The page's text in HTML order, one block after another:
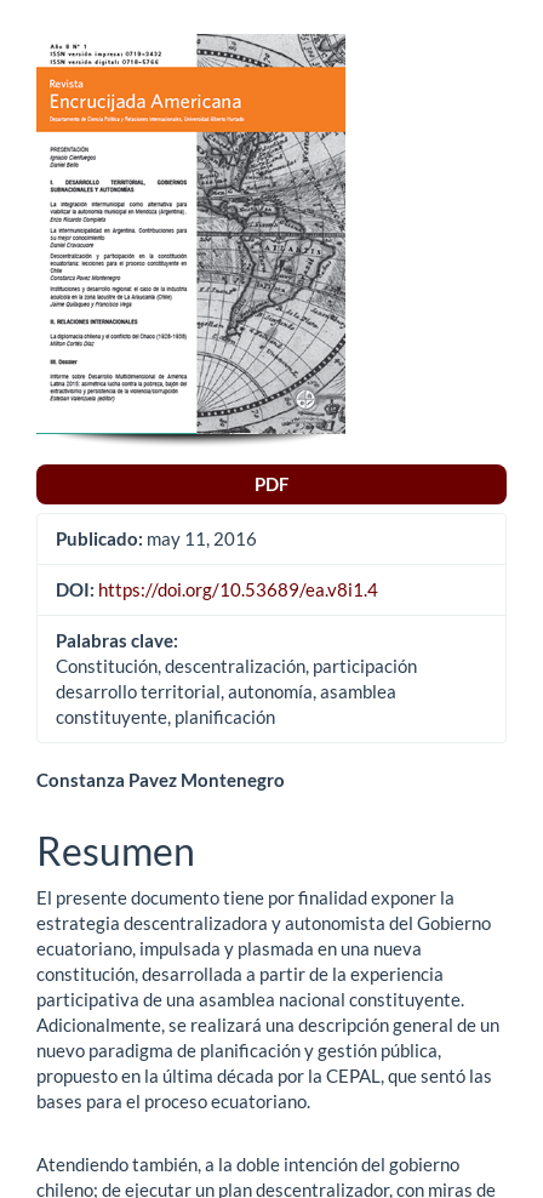
Barra
lateral
del
artículo
PDF
Publicado: may 11, 2016
DOI: https://doi.org/10.53689/ea.v8i1.4
Palabras clave:
Constitución, descentralización, participación
desarrollo territorial, autonomía, asamblea
constituyente, planificación
Contenido
principal
del
artículo
Constanza Pavez Montenegro
Resumen
El presente documento tiene por finalidad exponer la
estrategia descentralizadora y autonomista del Gobierno
ecuatoriano, impulsada y plasmada en una nueva
constitución, desarrollada a partir de la experiencia
participativa de una asamblea nacional constituyente.
Adicionalmente, se realizará una descripción general de un
nuevo paradigma de planificación y gestión pública,
propuesto en la última década por la CEPAL, que sentó las
bases para el proceso ecuatoriano.
Atendiendo también, a la doble intención del gobierno
chileno; de ejecutar un plan descentralizador, con miras de